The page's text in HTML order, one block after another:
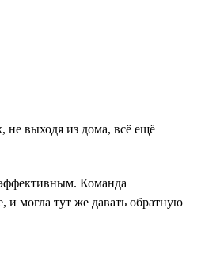
не выходя из дома, всё ещё
эффективным. Команда
и могла тут же давать обратную